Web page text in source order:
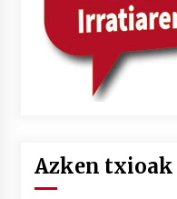
Azken txioak